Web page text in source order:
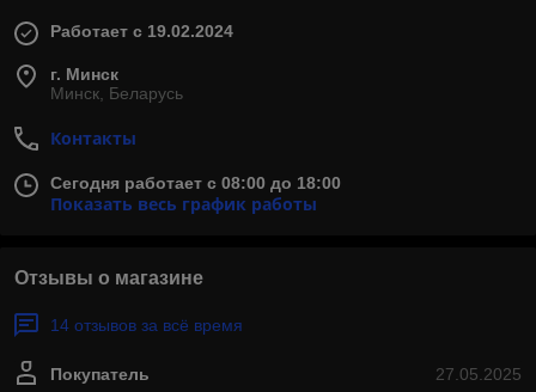
Работает с 19.02.2024
г. Минск
Минск, Беларусь
Контакты
Сегодня работает с 08:00 до 18:00
Показать весь график работы
Отзывы о магазине
14 отзывов за всё время
27.05.2025
Покупатель